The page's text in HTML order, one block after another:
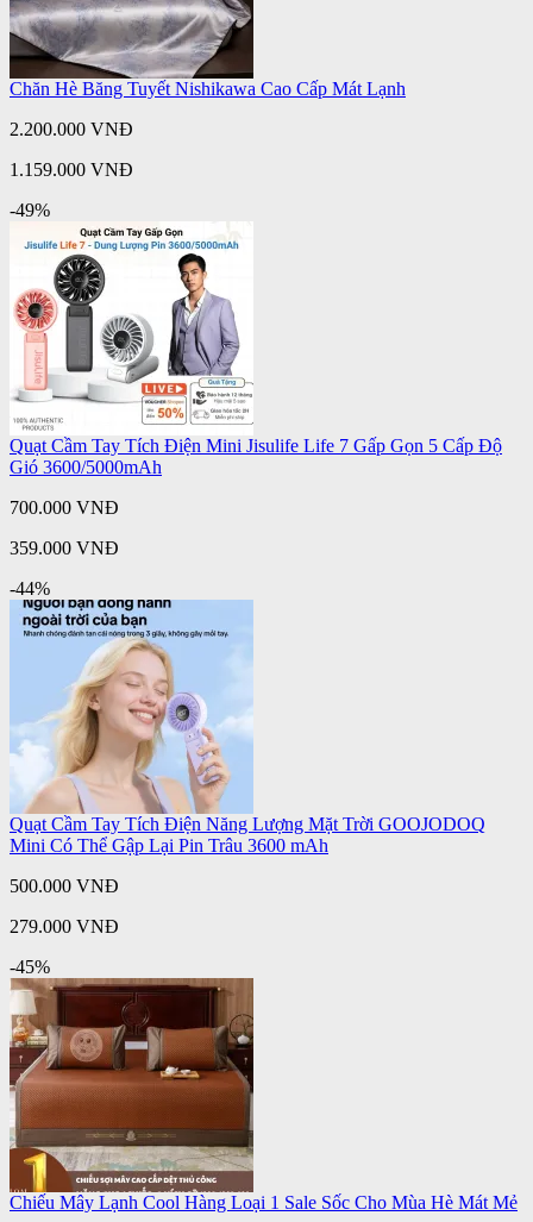
Chăn Hè Băng Tuyết Nishikawa Cao Cấp Mát Lạnh
2.200.000 VNĐ
1.159.000 VNĐ
-49%
Quạt Cầm Tay Tích Điện Mini Jisulife Life 7 Gấp Gọn 5 Cấp Độ
Gió 3600/5000mAh
700.000 VNĐ
359.000 VNĐ
-44%
Quạt Cầm Tay Tích Điện Năng Lượng Mặt Trời GOOJODOQ
Mini Có Thể Gập Lại Pin Trâu 3600 mAh
500.000 VNĐ
279.000 VNĐ
-45%
Chiếu Mây Lạnh Cool Hàng Loại 1 Sale Sốc Cho Mùa Hè Mát Mẻ